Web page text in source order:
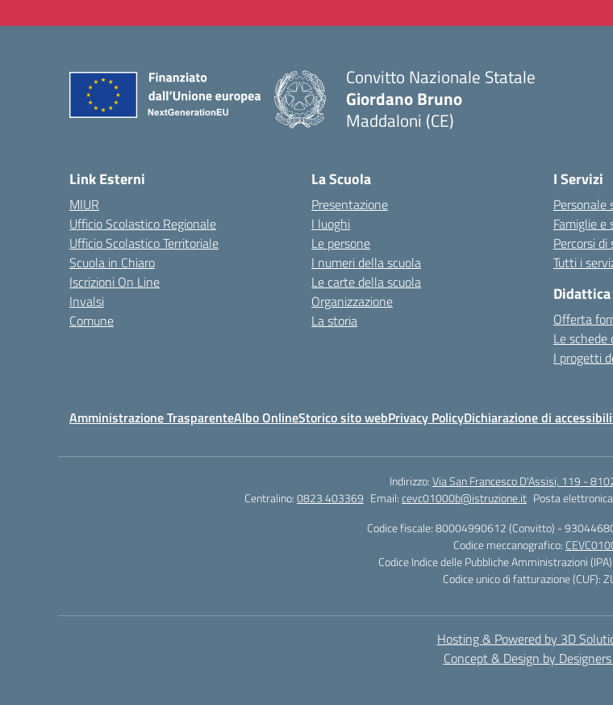
Convitto Nazionale Statale
Giordano Bruno
Maddaloni (CE)
Link Esterni
MIUR
Ufficio Scolastico Regionale
Ufficio Scolastico Territoriale
Scuola in Chiaro
Iscrizioni On Line
Invalsi
Comune
La Scuola
Presentazione
I luoghi
Le persone
I numeri della scuola
Le carte della scuola
Organizzazione
La storia
I Servizi
Personale
Famiglie e
Percorsi di
Tutti i
Didattica
Offerta
Le
I progetti
Amministrazione TrasparenteAlbo OnlineStorico sito webPrivacy PolicyDichiarazione di
Indirizzo:Via San Francesco D'Assisi, 119 -
Centralino:0823 403369 Email:cevc01000b@istruzione.it Posta
Codice fiscale: 80004990612 (Convitto) -
Codice meccanografico:
Codice Indice delle Pubbliche Amministrazioni
Codice unico di fatturazione (CUF):
Hosting & Powered by 3D
Concept & Design by